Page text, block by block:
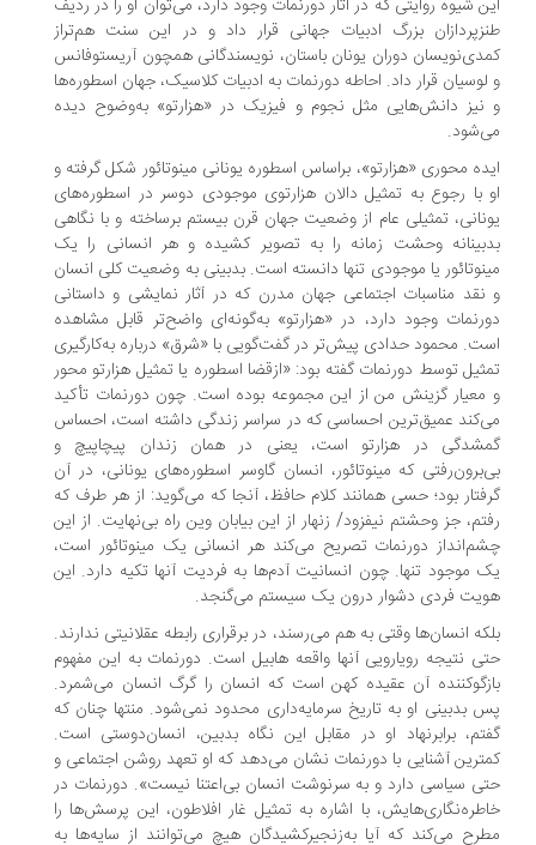
شیوه روایتی که در آثار دورنمات وجود دارد، می‌توان او را در ردیف
بزرگ ادبیات جهانی قرار داد و در این سنت هم‌تراز
دوران یونان باستان، نویسندگانی همچون آریستوفانس
قرار داد. احاطه دورنمات به ادبیات کلاسیک، جهان اسطوره‌ها
دانش‌هایی مثل نجوم و فیزیک در «هزارتو» به‌وضوح دیده
محوری «هزارتو»، براساس اسطوره یونانی مینوتائور شکل گرفته و
با رجوع به تمثیل دالان هزارتوی موجودی دوسر در اسطوره‌های
تمثیلی عام از وضعیت جهان قرن بیستم برساخته و با نگاهی
وحشت زمانه را به تصویر کشیده و هر انسانی را یک
یا موجودی تنها دانسته است. بدبینی به وضعیت کلی انسان
مناسبات اجتماعی جهان مدرن که در آثار نمایشی و داستانی
وجود دارد، در «هزارتو» به‌گونه‌ای واضح‌تر قابل مشاهده
محمود حدادی پیش‌تر در گفت‌گویی با «شرق» درباره به‌کارگیری
توسط دورنمات گفته بود: «از‌قضا اسطوره یا تمثیل هزارتو محور
گزینش من از این مجموعه بوده است. چون دورنمات تأکید
عمیق‌ترین احساسی که در سراسر زندگی داشته است، احساس
در هزارتو است، یعنی در همان زندان پیچاپیچ و
که مینوتائور، انسان گاوسر اسطوره‌های یونانی، در آن
بود؛ حسی همانند کلام حافظ، آنجا که می‌گوید: از هر طرف که
جز وحشتم نیفزود/ زنهار از این بیابان وین راه بی‌نهایت. از این
دورنمات تصریح می‌کند هر انسانی یک مینوتائور است،
موجود تنها. چون انسانیت آدم‌ها به فردیت آنها تکیه دارد. این
فردی دشوار درون یک سیستم می‌گنجد.
انسان‌ها وقتی به هم می‌رسند، در برقراری رابطه عقلانیتی ندارند.
نتیجه رویارویی آنها واقعه هابیل است. دورنمات به این مفهوم
آن عقیده کهن است که انسان را گرگ انسان می‌شمرد.
بدبینی او به تاریخ سرمایه‌داری محدود نمی‌شود. منتها چنان که
برابرنهاد او در مقابل این نگاه بدبین، انسان‌دوستی است.
آشنایی با دورنمات نشان می‌دهد که او تعهد روشن اجتماعی و
سیاسی دارد و به سرنوشت انسان بی‌اعتنا نیست». دورنمات در
با اشاره به تمثیل غار افلاطون، این پرسش‌ها را
می‌کند که آیا به‌زنجیرکشیدگان هیچ می‌توانند از سایه‌ها به